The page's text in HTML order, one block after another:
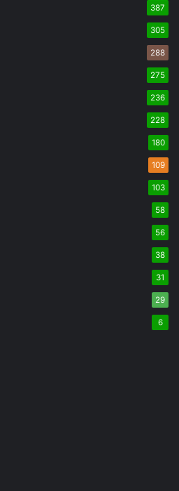
387
305
288
275
236
228
180
109
103
58
56
38
31
29
6